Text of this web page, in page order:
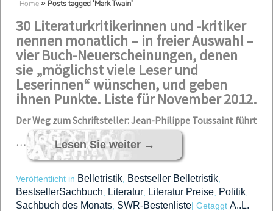
Home » Posts tagged 'Mark Twain'
30 Literaturkritikerinnen und -kritiker
nennen monatlich – in freier Auswahl –
vier Buch-Neuerscheinungen, denen
sie „möglichst viele Leser und
Leserinnen“ wünschen, und geben
ihnen Punkte. Liste für November 2012.
Der Weg zum Schriftsteller: Jean-Philippe Toussaint führt
…
Lesen Sie weiter →
Veröffentlicht in Belletristik Bestseller Belletristik
BestsellerSachbuch Literatur Literatur Preise Politik
Sachbuch des Monats SWR-Bestenliste| Getaggt A..L.